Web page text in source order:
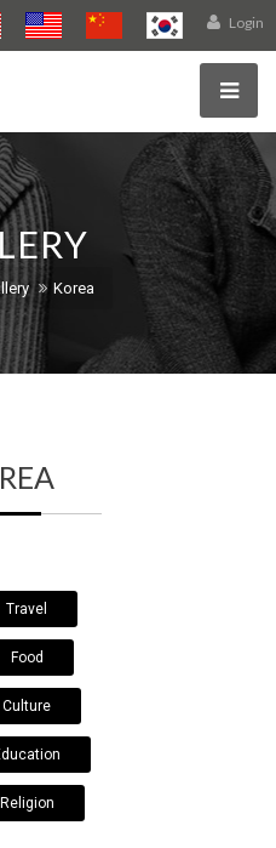
Login
Korea
Travel
Food
Culture
Religion